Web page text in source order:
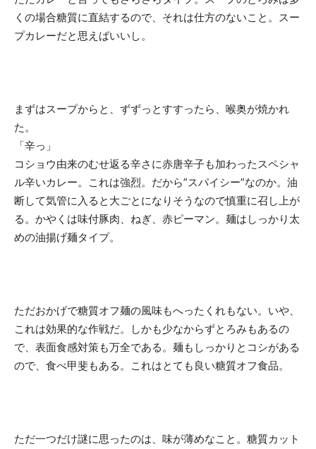
くの場合糖質に直結するので、それは仕方のないこと。スー
プカレーだと思えばいいし。
まずはスープからと、ずずっとすすったら、喉奥が焼かれ
た。
「辛っ」
コショウ由来のむせ返る辛さに赤唐辛子も加わったスペシャ
ル辛いカレー。これは強烈。だから”スパイシー”なのか。油
断して気管に入ると大ごとになりそうなので慎重に召し上が
る。かやくは味付豚肉、ねぎ、赤ピーマン。麺はしっかり太
めの油揚げ麺タイプ。
ただおかげで糖質オフ麺の風味もへったくれもない。いや、
これは効果的な作戦だ。しかも少なからずとろみもあるの
で、表面食感対策も万全である。麺もしっかりとコシがある
ので、食べ甲斐もある。これはとても良い糖質オフ食品。
ただ一つだけ謎に思ったのは、味が薄めなこと。糖質カット